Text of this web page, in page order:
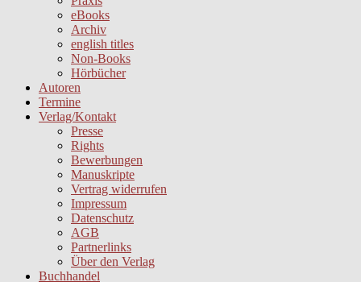
eBooks
Archiv
english titles
Non-Books
Hörbücher
Autoren
Termine
Verlag/Kontakt
Presse
Rights
Bewerbungen
Manuskripte
Vertrag widerrufen
Impressum
Datenschutz
AGB
Partnerlinks
Über den Verlag
Buchhandel